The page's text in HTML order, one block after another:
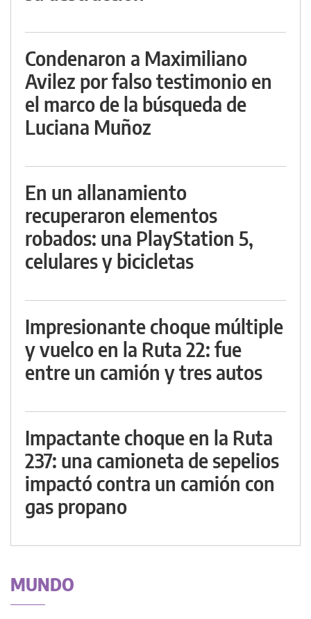
Condenaron a Maximiliano
Avilez por falso testimonio en
el marco de la búsqueda de
Luciana Muñoz
En un allanamiento
recuperaron elementos
robados: una PlayStation 5,
celulares y bicicletas
Impresionante choque múltiple
y vuelco en la Ruta 22: fue
entre un camión y tres autos
Impactante choque en la Ruta
237: una camioneta de sepelios
impactó contra un camión con
gas propano
MUNDO